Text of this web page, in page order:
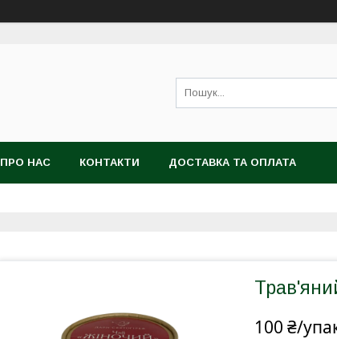
ПРО НАС КОНТАКТИ ДОСТАВКА ТА ОПЛАТА
100 ₴/